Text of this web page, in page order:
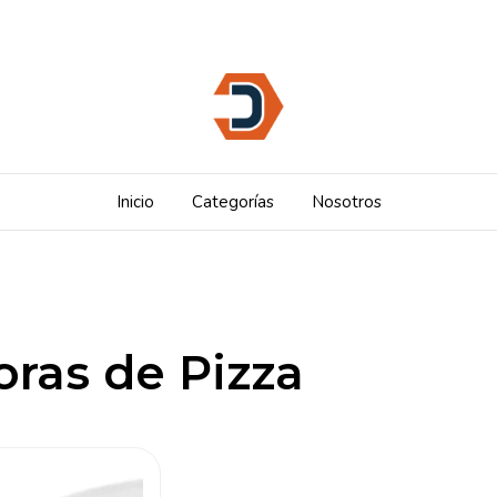
Inicio Categorías Nosotros
de Pizza